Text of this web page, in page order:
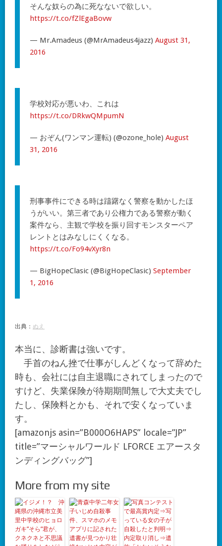
そんな奴らの為に死なないで欲しい。
https://t.co/fZlEgaBovw
— Mr.Amadeus (@MrAmadeus4jazz) August 31,
2016
学校対応が悪いわ、これは
https://t.co/DRkwQMpumN
— おぞん(ワンマン運転) (@ozone_hole) August
31, 2016
刑事事件にできる時は躊躇なく警察を動かしたほ
うがいい。第三者であり公権力である警察が動く
案件なら、主観で学校を振り回すモンスターペア
レントとはみなしにくくなる。
https://t.co/Fo94vXyr8n
— BigHopeClasic (@BigHopeClasic) September
1, 2016
出典： ぬえ
本当に、診断書は強いです。
手首のねん挫で仕事がしんどくなって辞めた
時も、会社には自主退職にされてしまったので
すけど、失業保険が待期期間無しで大丈夫でし
たし、保険料とかも、それで安くなっていま
す。
[amazonjs asin=”B000O6HAPS” locale=”JP”
title=”マーシャルワールド LFORCE エアースタ
ンディングバッグ”]
More from my site